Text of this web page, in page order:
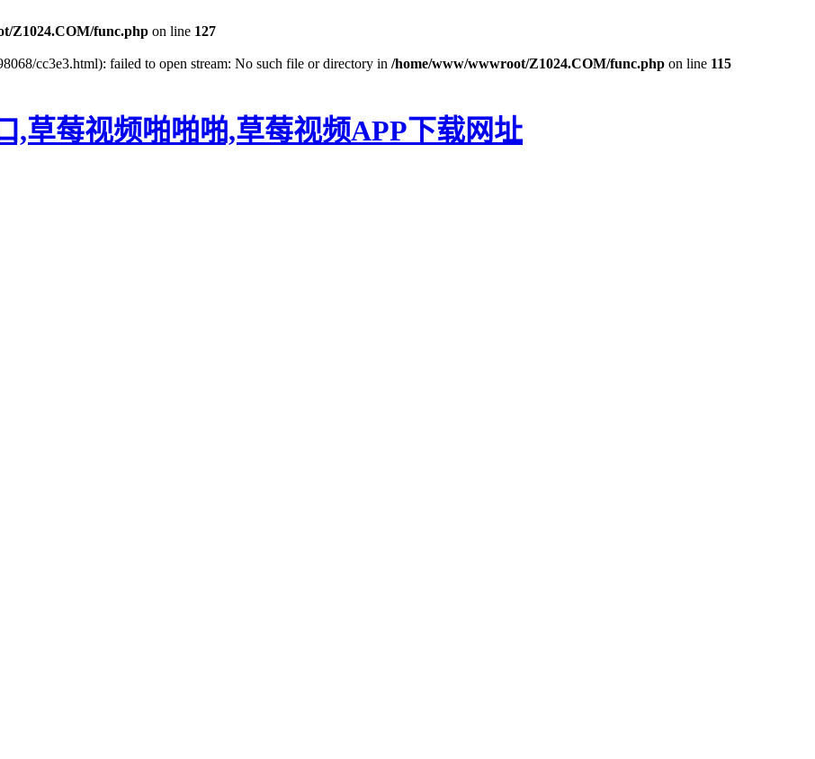
Z1024.COM/func.php on line 127
cc3e3.html): failed to open stream: No such file or directory in /home/www/wwwroot/Z1024.COM/func.php on line 115
,草莓视频啪啪啪,草莓视频APP下载网址